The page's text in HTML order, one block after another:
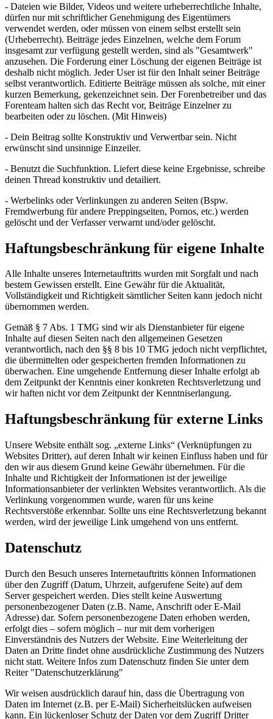
- Dateien wie Bilder, Videos und weitere urheberrechtliche Inhalte,
dürfen nur mit schriftlicher Genehmigung des Eigentümers
verwendet werden, oder müssen von einem selbst erstellt sein
(Urheberrecht). Beiträge jedes Einzelnen, welche dem Forum
insgesamt zur verfügung gestellt werden, sind als "Gesamtwerk"
anzusehen. Die Forderung einer Löschung der eigenen Beiträge ist
deshalb nicht möglich. Jeder User ist für den Inhalt seiner Beiträge
selbst verantwortlich. Editierte Beiträge müssen als solche, mit einer
kurzen Bemerkung, gekenzeichnet sein. Der Forenbetreiber und das
Forenteam halten sich das Recht vor, Beiträge Einzelner zu
bearbeiten oder zu löschen. (Mit Hinweis)
- Dein Beitrag sollte Konstruktiv und Verwertbar sein. Nicht
erwünscht sind unsinnige Einzeiler.
- Benutzt die Suchfunktion. Liefert diese keine Ergebnisse, schreibe
deinen Thread konstruktiv und detailiert.
- Werbelinks oder Verlinkungen zu anderen Seiten (Bspw.
Fremdwerbung für andere Preppingseiten, Pornos, etc.) werden
gelöscht und der Verfasser verwarnt und/oder gelöscht.
Haftungsbeschränkung für eigene Inhalte
Alle Inhalte unseres Internetauftritts wurden mit Sorgfalt und nach
bestem Gewissen erstellt. Eine Gewähr für die Aktualität,
Vollständigkeit und Richtigkeit sämtlicher Seiten kann jedoch nicht
übernommen werden.
Gemäß § 7 Abs. 1 TMG sind wir als Dienstanbieter für eigene
Inhalte auf diesen Seiten nach den allgemeinen Gesetzen
verantwortlich, nach den §§ 8 bis 10 TMG jedoch nicht verpflichtet,
die übermittelten oder gespeicherten fremden Informationen zu
überwachen. Eine umgehende Entfernung dieser Inhalte erfolgt ab
dem Zeitpunkt der Kenntnis einer konkreten Rechtsverletzung und
wir haften nicht vor dem Zeitpunkt der Kenntniserlangung.
Haftungsbeschränkung für externe Links
Unsere Website enthält sog. „externe Links“ (Verknüpfungen zu
Websites Dritter), auf deren Inhalt wir keinen Einfluss haben und für
den wir aus diesem Grund keine Gewähr übernehmen. Für die
Inhalte und Richtigkeit der Informationen ist der jeweilige
Informationsanbieter der verlinkten Websites verantwortlich. Als die
Verlinkung vorgenommen wurde, waren für uns keine
Rechtsverstöße erkennbar. Sollte uns eine Rechtsverletzung bekannt
werden, wird der jeweilige Link umgehend von uns entfernt.
Datenschutz
Durch den Besuch unseres Internetauftritts können Informationen
über den Zugriff (Datum, Uhrzeit, aufgerufene Seite) auf dem
Server gespeichert werden. Dies stellt keine Auswertung
personenbezogener Daten (z.B. Name, Anschrift oder E-Mail
Adresse) dar. Sofern personenbezogene Daten erhoben werden,
erfolgt dies – sofern möglich – nur mit dem vorherigen
Einverständnis des Nutzers der Website. Eine Weiterleitung der
Daten an Dritte findet ohne ausdrückliche Zustimmung des Nutzers
nicht statt. Weitere Infos zum Datenschutz finden Sie unter dem
Reiter "Datenschutzerklärung"
Wir weisen ausdrücklich darauf hin, dass die Übertragung von
Daten im Internet (z.B. per E-Mail) Sicherheitslücken aufweisen
kann. Ein lückenloser Schutz der Daten vor dem Zugriff Dritter